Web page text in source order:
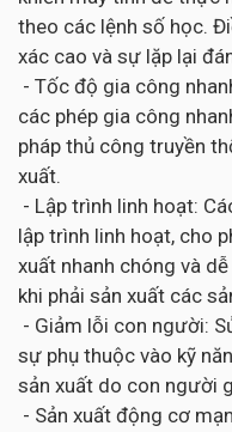
theo các lệnh số học.
xác cao và sự lặp lại
- Tốc độ gia công
các phép gia công
pháp thủ công truyền
xuất.
- Lập trình linh hoạt:
lập trình linh hoạt, cho
xuất nhanh chóng và
khi phải sản xuất các
- Giảm lỗi con người:
sự phụ thuộc vào kỹ
sản xuất do con người
- Sản xuất động cơ